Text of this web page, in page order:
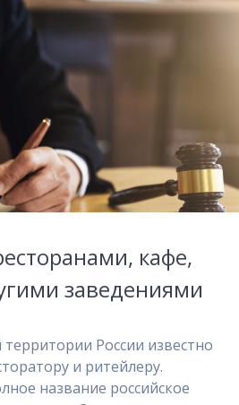
кафе,
заведениями
России известно
и ритейлеру.
название российское